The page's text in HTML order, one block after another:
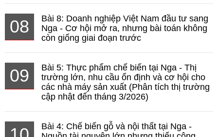
08
Bài 8: Doanh nghiệp Việt Nam đầu tư sang
Nga - Cơ hội mở ra, nhưng bài toán không
còn giống giai đoạn trước
09
Bài 5: Thực phẩm chế biến tại Nga - Thị
trường lớn, nhu cầu ổn định và cơ hội cho
các nhà máy sản xuất (Phân tích thị trường
cập nhật đến tháng 3/2026)
Bài 4: Chế biến gỗ và nội thất tại Nga -